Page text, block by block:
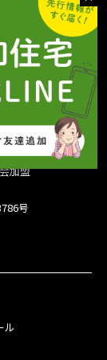
西大寺5F
始
員
加盟
号
ル